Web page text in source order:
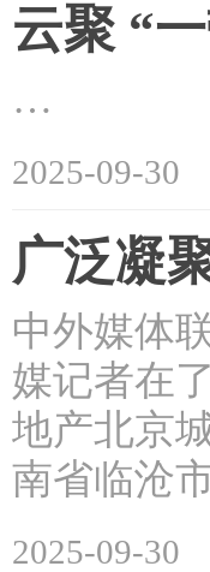
云聚 “
…
2025-09-30
广泛凝
中外媒体
媒记者在
地产北京
南省临沧
2025-09-30